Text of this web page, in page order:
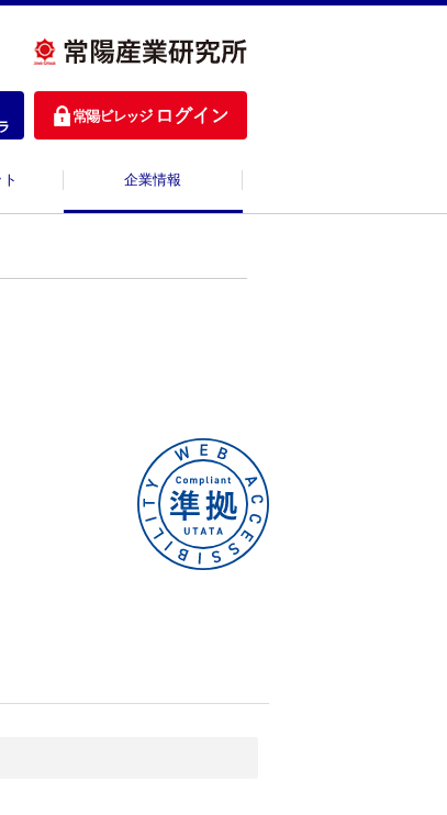
企業情報